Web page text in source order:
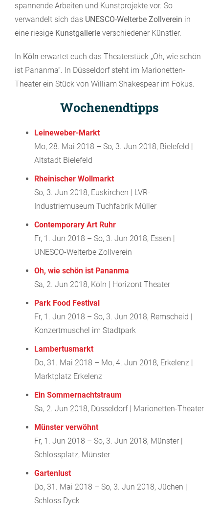
spannende Arbeiten und Kunstprojekte vor. So
verwandelt sich das UNESCO-Welterbe Zollverein in
eine riesige Kunstgallerie verschiedener Künstler.
In Köln erwartet euch das Theaterstück „Oh, wie schön
ist Pananma“. In Düsseldorf steht im Marionetten-
Theater ein Stück von William Shakespear im Fokus.
Wochenendtipps
Leineweber-Markt
Mo, 28. Mai 2018 – So, 3. Jun 2018, Bielefeld |
Altstadt Bielefeld
Rheinischer Wollmarkt
So, 3. Jun 2018, Euskirchen | LVR-
Industriemuseum Tuchfabrik Müller
Contemporary Art Ruhr
Fr, 1. Jun 2018 – So, 3. Jun 2018, Essen |
UNESCO-Welterbe Zollverein
Oh, wie schön ist Pananma
Sa, 2. Jun 2018, Köln | Horizont Theater
Park Food Festival
Fr, 1. Jun 2018 – So, 3. Jun 2018, Remscheid |
Konzertmuschel im Stadtpark
Lambertusmarkt
Do, 31. Mai 2018 – Mo, 4. Jun 2018, Erkelenz |
Marktplatz Erkelenz
Ein Sommernachtstraum
Sa, 2. Jun 2018, Düsseldorf | Marionetten-Theater
Münster verwöhnt
Fr, 1. Jun 2018 – So, 3. Jun 2018, Münster |
Schlossplatz, Münster
Gartenlust
Do, 31. Mai 2018 – So, 3. Jun 2018, Jüchen |
Schloss Dyck